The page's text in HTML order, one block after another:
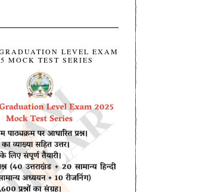
LEVEL EXAM
MOCK TEST SERIES